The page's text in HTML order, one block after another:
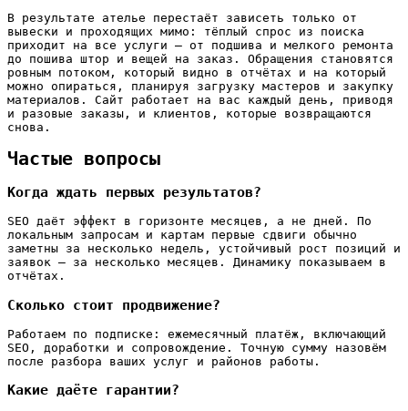
В результате ателье перестаёт зависеть только от
вывески и проходящих мимо: тёплый спрос из поиска
приходит на все услуги — от подшива и мелкого ремонта
до пошива штор и вещей на заказ. Обращения становятся
ровным потоком, который видно в отчётах и на который
можно опираться, планируя загрузку мастеров и закупку
материалов. Сайт работает на вас каждый день, приводя
и разовые заказы, и клиентов, которые возвращаются
снова.
Частые вопросы
Когда ждать первых результатов?
SEO даёт эффект в горизонте месяцев, а не дней. По
локальным запросам и картам первые сдвиги обычно
заметны за несколько недель, устойчивый рост позиций и
заявок — за несколько месяцев. Динамику показываем в
отчётах.
Сколько стоит продвижение?
Работаем по подписке: ежемесячный платёж, включающий
SEO, доработки и сопровождение. Точную сумму назовём
после разбора ваших услуг и районов работы.
Какие даёте гарантии?